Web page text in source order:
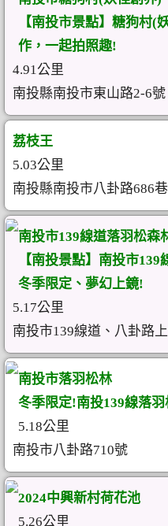
【南投市景點】糖狗村(
作，一起拍照趣!
4.91公里
南投縣南投市東山路2-6號
荔枝王
5.03公里
南投縣南投市八卦路686
南投市139線道落羽松森
【南投景點】南投市
冬季限定、夢幻上鏡!
5.17公里
南投市139線道、八卦路上
南投市落羽松林
冬季限定!南投139線落
5.18公里
南投市八卦路710號
2024中興新村荷花池
5.26公里